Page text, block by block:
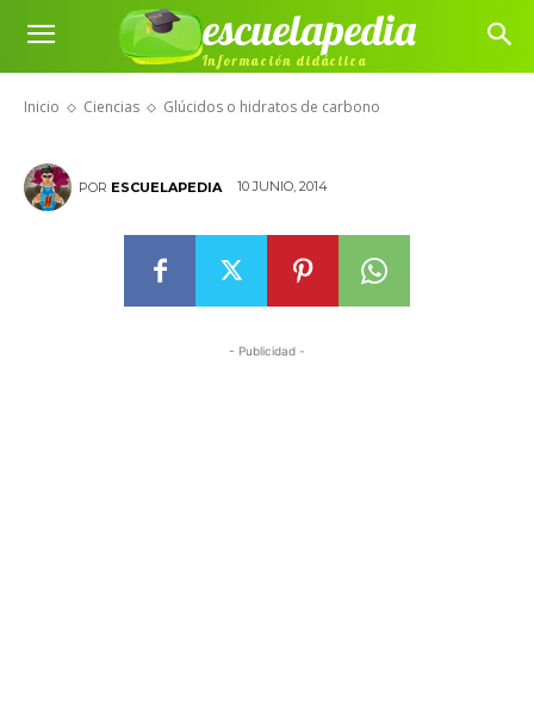
escuelapedia
Información didáctica
Inicio Ciencias Glúcidos o hidratos de carbono
Glúcidos o hidratos de carbono
POR ESCUELAPEDIA 10 JUNIO, 2014
- Publicidad -